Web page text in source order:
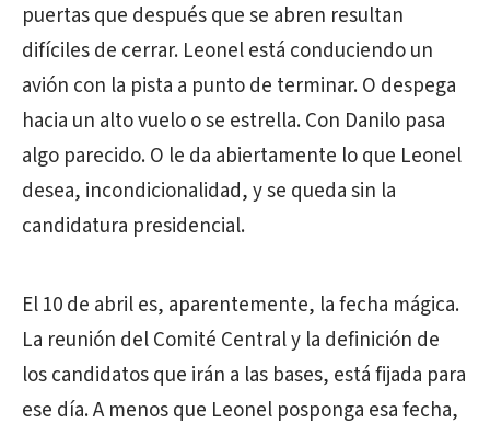
puertas que después que se abren resultan
difíciles de cerrar. Leonel está conduciendo un
avión con la pista a punto de terminar. O despega
hacia un alto vuelo o se estrella. Con Danilo pasa
algo parecido. O le da abiertamente lo que Leonel
desea, incondicionalidad, y se queda sin la
candidatura presidencial.
El 10 de abril es, aparentemente, la fecha mágica.
La reunión del Comité Central y la definición de
los candidatos que irán a las bases, está fijada para
ese día. A menos que Leonel posponga esa fecha,